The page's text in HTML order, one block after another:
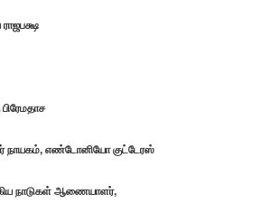
ராஜபக்ஷ
நாயகம், எண்டோனியோ குட்டேரஸ்
நாடுகள் ஆணையாளர்,